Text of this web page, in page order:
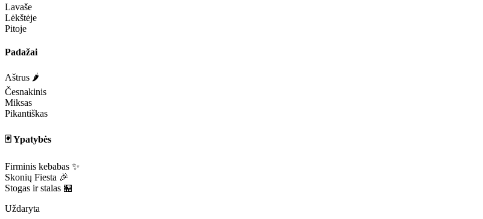
Lavaše
Lėkštėje
Pitoje
Padažai
Aštrus 🌶️
Česnakinis
Miksas
Pikantiškas
🃏 Ypatybės
Firminis kebabas ✨
Skonių Fiesta 🎉
Stogas ir stalas 🏪
Uždaryta